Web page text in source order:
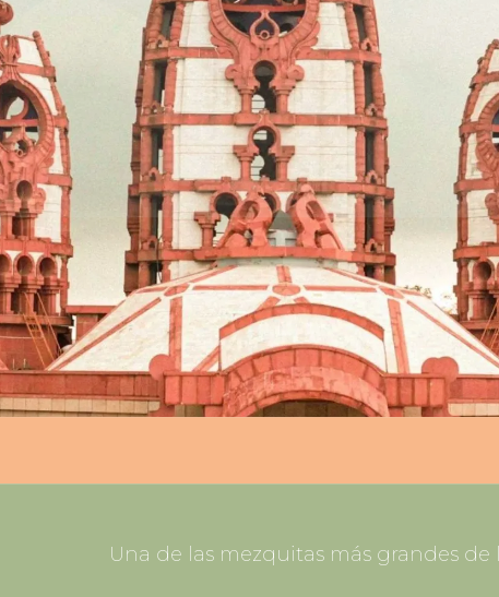
Una de las mezquitas más grandes de